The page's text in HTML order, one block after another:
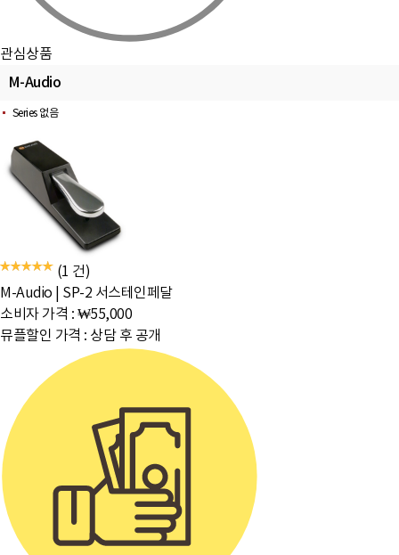
관심상품
M-Audio
Series 없음
(1 건)
M-Audio
SP-2 서스테인페달
소비자 가격 : ₩55,000
뮤플할인 가격 : 상담 후 공개